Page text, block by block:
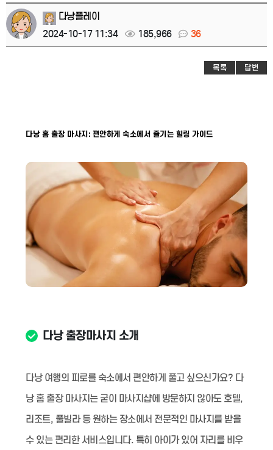
다낭플레이
2024-10-17 11:34
185,966 36
목록 답변
다낭 홈 출장 마사지: 편안하게 숙소에서 즐기는 힐링 가이드
다낭 출장마사지 소개
다낭 여행의 피로를 숙소에서 편안하게 풀고 싶으신가요? 다
낭 홈 출장 마사지는 굳이 마사지샵에 방문하지 않아도 호텔,
리조트, 풀빌라 등 원하는 장소에서 전문적인 마사지를 받을
수 있는 편리한 서비스입니다. 특히 아이가 있어 자리를 비우